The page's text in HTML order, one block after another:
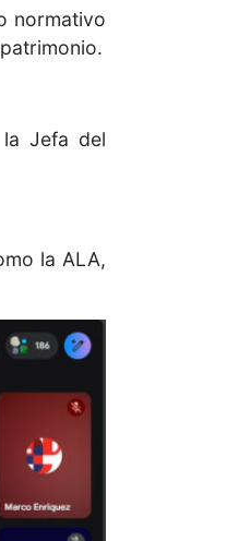
normativo
Jefa del
la ALA,